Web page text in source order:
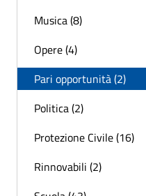
Musica (8)
Opere (4)
Pari opportunità (2)
Politica (2)
Protezione Civile (16)
Rinnovabili (2)